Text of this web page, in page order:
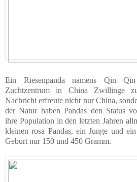
Ein Riesenpanda namens Qin
Zuchtzentrum in China Zwillinge
Nachricht erfreute nicht nur China,
der Natur haben Pandas den Status
ihre Population in den letzten Jahren
kleinen rosa Pandas, ein Junge und
Geburt nur 150 und 450 Gramm.